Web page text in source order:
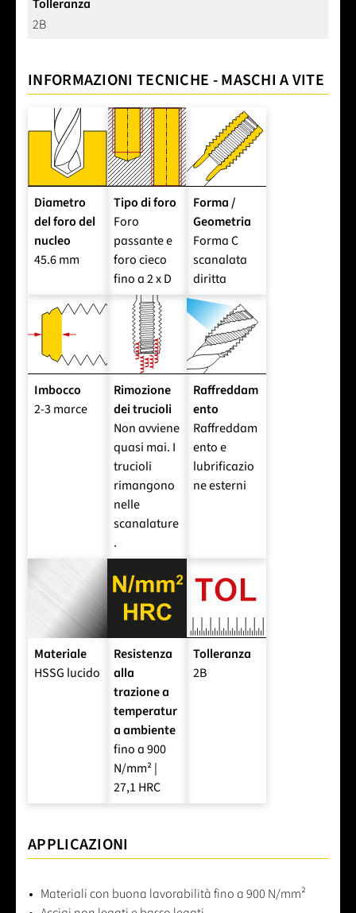
Tolleranza
2B
INFORMAZIONI TECNICHE - MASCHI A VITE
Diametro
del foro del
nucleo
45.6 mm
Tipo di foro
Foro
passante e
foro cieco
fino a 2 x D
Forma /
Geometria
Forma C
scanalata
diritta
Imbocco
2-3 marce
Rimozione
dei trucioli
Non avviene
quasi mai. I
trucioli
rimangono
nelle
scanalature
.
Raffreddam
ento
Raffreddam
ento e
lubrificazio
ne esterni
Materiale
HSSG lucido
Resistenza
alla
trazione a
temperatur
a ambiente
fino a 900
N/mm² |
27,1 HRC
Tolleranza
2B
APPLICAZIONI
Materiali con buona lavorabilità fino a 900 N/mm²